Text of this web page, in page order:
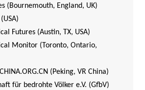
(Bournemouth, England, UK)
Futures (Austin, TX, USA)
Monitor (Toronto, Ontario,
(Peking, VR China)
für bedrohte Völker e.V. (GfbV)